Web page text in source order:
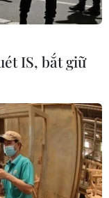
IS, bắt giữ